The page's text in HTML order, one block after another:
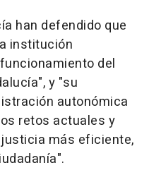
han defendido que
institución
del
y "su
autonómica
retos actuales y
más eficiente,